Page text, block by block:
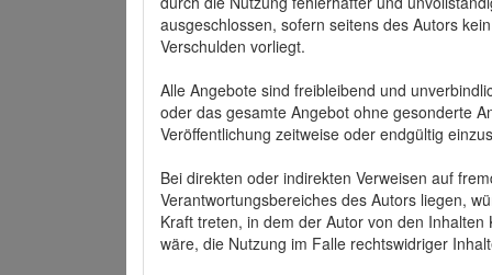
ausgeschlossen, sofern seitens des Autors
Verschulden vorliegt.
Alle Angebote sind freibleibend und
oder das gesamte Angebot ohne gesonderte
Veröffentlichung zeitweise oder endgültig
Bei direkten oder indirekten Verweisen auf
Verantwortungsbereiches des Autors liegen,
Kraft treten, in dem der Autor von den
wäre, die Nutzung im Falle rechtswidriger